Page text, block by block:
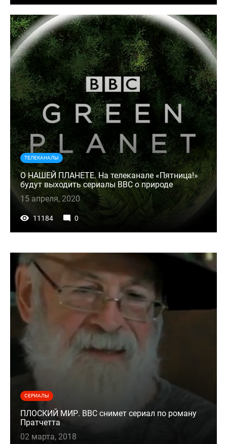
ТЕЛЕКАНАЛЫ
О НАШЕЙ ПЛАНЕТЕ. На телеканале «Пятница!»
будут выходить сериалы BBC о природе
15 апреля, 2020
11184 0
СЕРИАЛЫ
ПЛОСКИЙ МИР. BBC снимет сериал по роману
Пратчетта
02 марта, 2018